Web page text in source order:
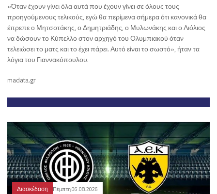
«Όταν έχουν γίνει όλα αυτά που έχουν γίνει σε όλους τους
προηγούμενους τελικούς, εγώ θα περίμενα σήμερα ότι κανονικά θα
έπρεπε ο Μητσοτάκης, ο Δημητριάδης, ο Μυλωνάκης και ο Λιόλιος
να δώσουν το Κύπελλο στον αρχηγό του Ολυμπιακού όταν
τελειώσει το ματς και το έχει πάρει. Αυτό είναι το σωστό», ήταν τα
λόγια του Γιαννακόπουλου.
madata.gr
Διασκέδαση Πέμπτη 06.08.2026